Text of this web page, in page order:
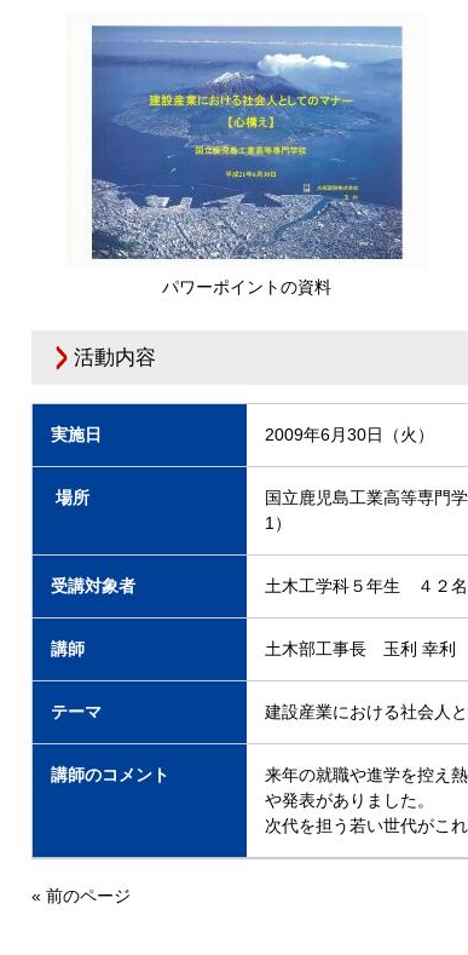
パワーポイントの資料
活動内容
実施日 2009年6月30日（火）
場所
国立鹿児島工業高等専門
1）
受講対象者 土木工学科５年生 ４２名
講師 土木部工事長 玉利 幸利
テーマ 建設産業における社会人
講師のコメント
来年の就職や進学を控え
や発表がありました。
次代を担う若い世代がこ
« 前のページ